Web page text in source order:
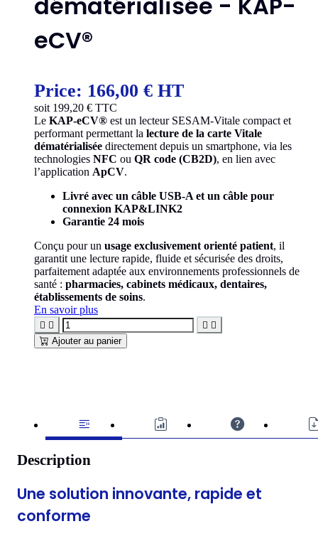
eCV®
Price: 166,00 € HT
soit 199,20 € TTC
Le KAP-eCV® est un lecteur SESAM-Vitale compact et
performant permettant la lecture de la carte Vitale
dématérialisée directement depuis un smartphone, via les
technologies NFC ou QR code (CB2D), en lien avec
l’application ApCV.
Livré avec un câble USB-A et un câble pour
connexion KAP&LINK2
Garantie 24 mois
Conçu pour un usage exclusivement orienté patient, il
garantit une lecture rapide, fluide et sécurisée des droits,
parfaitement adaptée aux environnements professionnels de
santé : pharmacies, cabinets médicaux, dentaires,
établissements de soins.
En savoir plus
   
Ajouter au panier
Description
Une solution innovante, rapide et
conforme